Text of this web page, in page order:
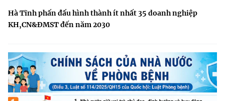
Hà Tĩnh phấn đấu hình thành ít nhất 35 doanh nghiệp
KH,CN&ĐMST đến năm 2030